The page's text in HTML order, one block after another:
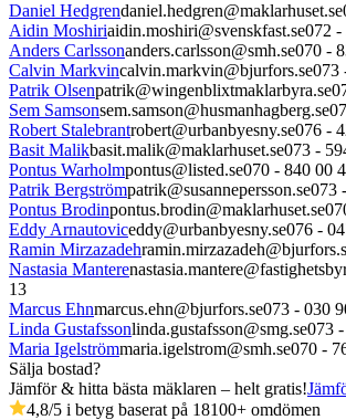
Daniel Hedgrendaniel.hedgren@maklarhuset.se
Aidin Moshiriaidin.moshiri@svenskfast.se072 -
Anders Carlssonanders.carlsson@smh.se070 -
Calvin Markvincalvin.markvin@bjurfors.se073
Patrik Olsenpatrik@wingenblixtmaklarbyra.se
Sem Samsonsem.samson@husmanhagberg.se
Robert Stalebrantrobert@urbanbyesny.se076 -
Basit Malikbasit.malik@maklarhuset.se073 -
Pontus Warholmpontus@listed.se070 - 840 00
Patrik Bergströmpatrik@susannepersson.se073
Pontus Brodinpontus.brodin@maklarhuset.se
Eddy Arnautoviceddy@urbanbyesny.se076 -
Ramin Mirzazadeh
Nastasia Mantere
13
Marcus Ehnmarcus.ehn@bjurfors.se073 - 030
Linda Gustafssonlinda.gustafsson@smg.se073
Maria Igelströmmaria.igelstrom@smh.se070 -
Sälja bostad?
Jämför & hitta bästa mäklaren – helt gratis!
4,8/5 i betyg baserat på 18100+ omdömen